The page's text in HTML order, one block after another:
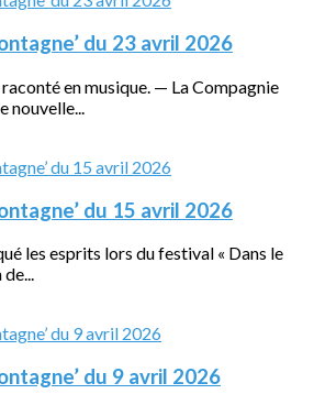
du 23 avril 2026
raconté en musique. — La Compagnie
nouvelle...
du 15 avril 2026
les esprits lors du festival « Dans le
du 9 avril 2026